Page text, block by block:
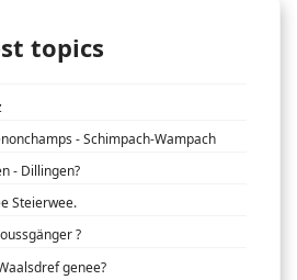
topics
- Schimpach-Wampach
- Dillingen?
Steierwee.
?
genee?